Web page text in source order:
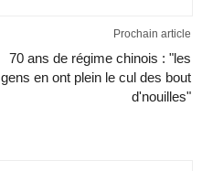
Prochain article
70 ans de régime chinois : "les
gens en ont plein le cul des bout
d'nouilles"